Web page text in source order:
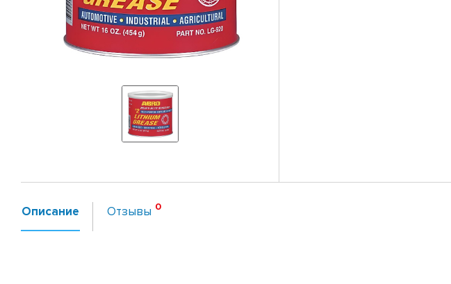
Описание Отзывы